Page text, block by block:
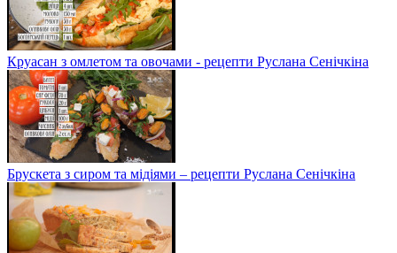
Круасан з омлетом та овочами - рецепти Руслана Сенічкіна
Брускета з сиром та мідіями – рецепти Руслана Сенічкіна